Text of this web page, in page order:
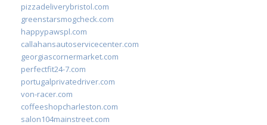
pizzadeliverybristol.com
greenstarsmogcheck.com
happypawspl.com
callahansautoservicecenter.com
georgiascornermarket.com
perfectfit24-7.com
portugalprivatedriver.com
von-racer.com
coffeeshopcharleston.com
salon104mainstreet.com